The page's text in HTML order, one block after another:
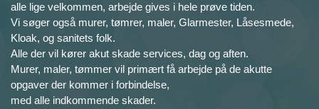
alle lige velkommen, arbejde gives i hele prøve tiden.
Vi søger også murer, tømrer, maler, Glarmester, Låsesmede,
Kloak, og sanitets folk.
Alle der vil kører akut skade services, dag og aften.
Murer, maler, tømmer vil primært få arbejde på de akutte
opgaver der kommer i forbindelse,
med alle indkommende skader.